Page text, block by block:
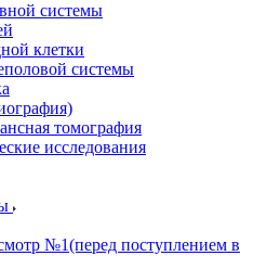
системы
клетки
системы
томография
исследования
№1(перед поступлением в